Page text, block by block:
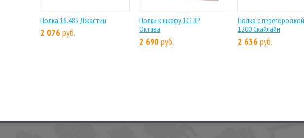
Полка 16.485 Джастин
2 076руб.
Полки к шкафу 1С1ЗР
Октава
2 690руб.
Полка с перегородкой
1200 Скайлайн
2 636руб.